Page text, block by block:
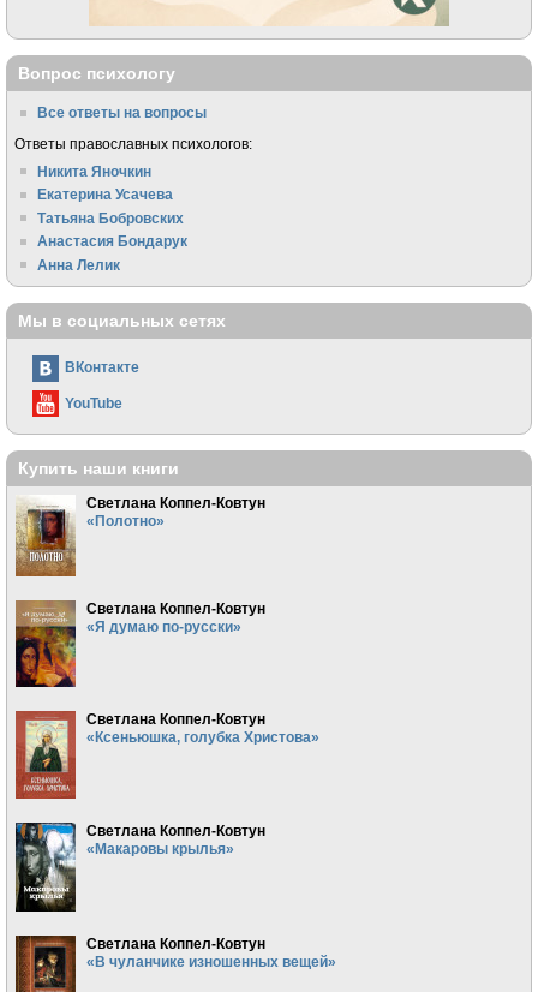
Вопрос психологу
Все ответы на вопросы
Ответы православных психологов:
Никита Яночкин
Екатерина Усачева
Татьяна Бобровских
Анастасия Бондарук
Анна Лелик
Мы в социальных сетях
ВКонтакте
YouTube
Купить наши книги
Светлана Коппел-Ковтун
«Полотно»
Светлана Коппел-Ковтун
«Я думаю по-русски»
Светлана Коппел-Ковтун
«Ксеньюшка, голубка Христова»
Светлана Коппел-Ковтун
«Макаровы крылья»
Светлана Коппел-Ковтун
«В чуланчике изношенных вещей»